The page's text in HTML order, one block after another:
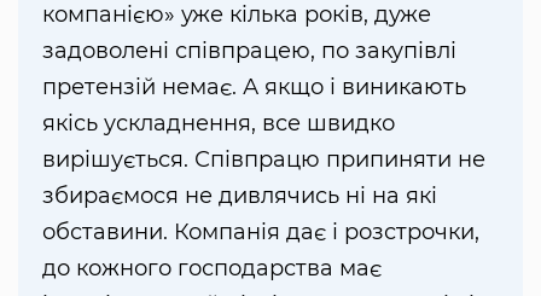
компанією» уже кілька років, дуже
задоволені співпрацею, по закупівлі
претензій немає. А якщо і виникають
якісь ускладнення, все швидко
вирішується. Співпрацю припиняти не
збираємося не дивлячись ні на які
обставини. Компанія дає і розстрочки,
до кожного господарства має